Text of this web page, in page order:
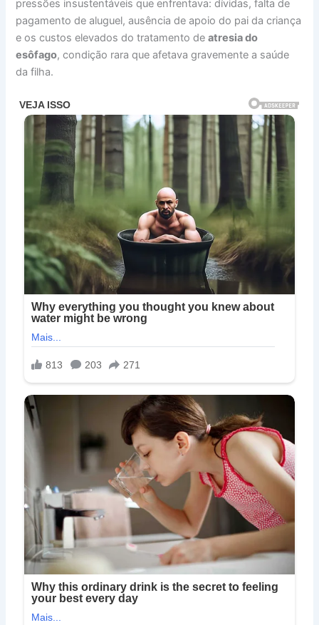
pressões insustentáveis que enfrentava: dívidas, falta de
pagamento de aluguel, ausência de apoio do pai da criança
e os custos elevados do tratamento deatresia do
esôfago, condição rara que afetava gravemente a saúde
da filha.